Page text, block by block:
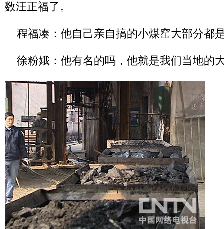
数汪正福了。
程福凑：他自己亲自搞的小煤窑大部分都
徐粉娥：他有名的吗，他就是我们当地的